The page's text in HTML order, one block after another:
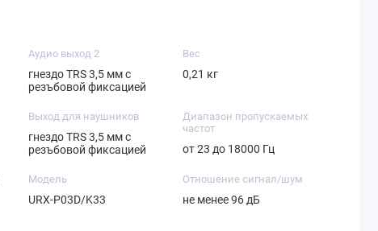
Аудио выход 2
гнездо TRS 3,5 мм с
резъбовой фиксацией
Вес
0,21 кг
Выход для наушников
гнездо TRS 3,5 мм с
резъбовой фиксацией
Диапазон пропускаемых
частот
от 23 до 18000 Гц
Модель
URX-P03D/K33
Отношение сигнал/шум
не менее 96 дБ